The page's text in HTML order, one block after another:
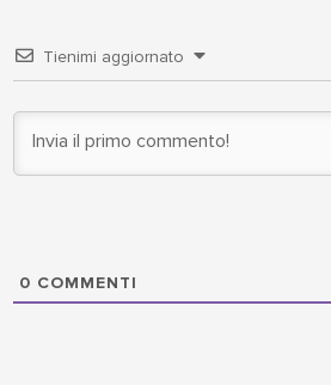
Tienimi aggiornato
0 COMMENTI